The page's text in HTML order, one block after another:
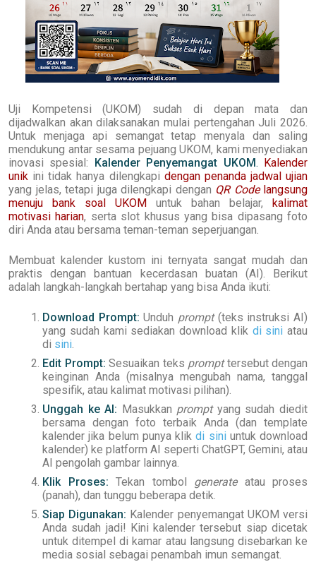
Uji Kompetensi (UKOM) sudah di depan mata dan
dijadwalkan akan dilaksanakan mulai pertengahan Juli 2026.
Untuk menjaga api semangat tetap menyala dan saling
mendukung antar sesama pejuang UKOM, kami menyediakan
inovasi spesial: Kalender Penyemangat UKOM. Kalender
unik ini tidak hanya dilengkapi dengan penanda jadwal ujian
yang jelas, tetapi juga dilengkapi dengan QR Codelangsung
menuju bank soal UKOM untuk bahan belajar, kalimat
motivasi harian, serta slot khusus yang bisa dipasang foto
diri Anda atau bersama teman-teman seperjuangan.
Membuat kalender kustom ini ternyata sangat mudah dan
praktis dengan bantuan kecerdasan buatan (AI). Berikut
adalah langkah-langkah bertahap yang bisa Anda ikuti:
Download Prompt: Unduh prompt(teks instruksi AI)
yang sudah kami sediakan download klik di sini atau
di sini
Edit Prompt: Sesuaikan teks prompttersebut dengan
keinginan Anda (misalnya mengubah nama, tanggal
spesifik, atau kalimat motivasi pilihan).
Unggah ke AI: Masukkan promptyang sudah diedit
bersama dengan foto terbaik Anda (dan template
kalender jika belum punya klikdi siniuntuk download
kalender) ke platform AI seperti ChatGPT, Gemini, atau
AI pengolah gambar lainnya.
Klik Proses: Tekan tombol generateatau proses
(panah), dan tunggu beberapa detik.
Siap Digunakan: Kalender penyemangat UKOM versi
Anda sudah jadi! Kini kalender tersebut siap dicetak
untuk ditempel di kamar atau langsung disebarkan ke
media sosial sebagai penambah imun semangat.